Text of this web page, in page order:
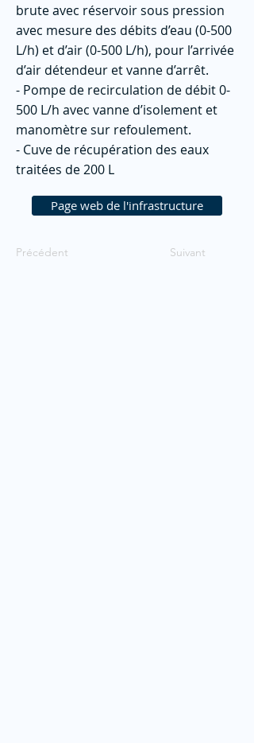
brute avec réservoir sous pression
avec mesure des débits d’eau (0-500
L/h) et d’air (0-500 L/h), pour l’arrivée
d’air détendeur et vanne d’arrêt.
- Pompe de recirculation de débit 0-
500 L/h avec vanne d’isolement et
manomètre sur refoulement.
- Cuve de récupération des eaux
traitées de 200 L
Page web de l'infrastructure
Précédent Suivant